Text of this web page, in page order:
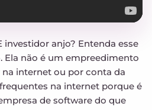
investidor anjo? Entenda esse
Ela não é um empreedimento
internet ou por conta da
na internet porque é
de software do que